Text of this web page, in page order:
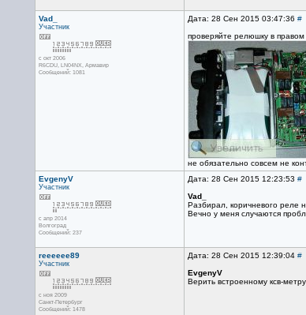
Vad_
Участник
с окт 2006
R6CDU, LN04NX, Армавир
Сообщений: 1081
Дата: 28 Сен 2015 03:47:36 #
проверяйте релюшку в
не обязательно совсем не
EvgenyV
Участник
с апр 2014
Волгоград
Сообщений: 237
Дата: 28 Сен 2015 12:23:53 #
Vad_
Разбирал, коричневого реле
Вечно у меня случаются
reeeeee89
Участник
с ноя 2009
Санкт-Петербург
Сообщений: 1478
Дата: 28 Сен 2015 12:39:04 #
EvgenyV
Верить встроенному ксв-